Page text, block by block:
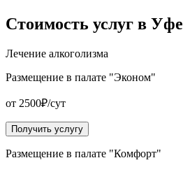
Стоимость услуг в Уфе
Лечение алкоголизма
Размещение в палате "Эконом"
от 2500₽/сут
Получить услугу
Размещение в палате "Комфорт"